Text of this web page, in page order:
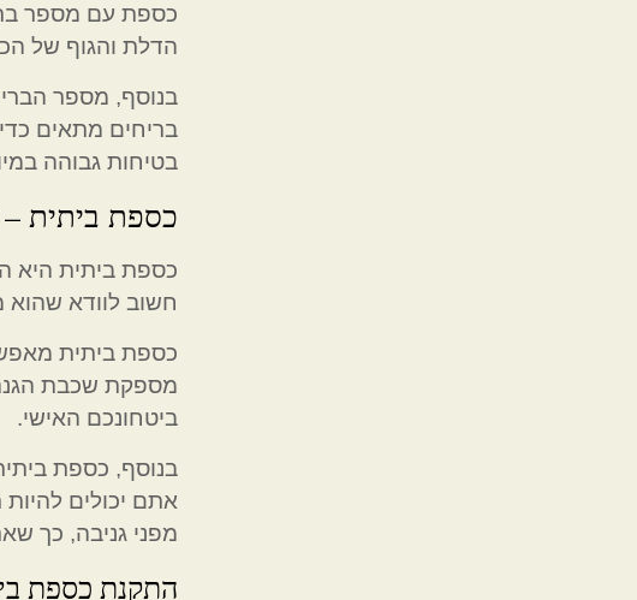
כספת עם מספר
הדלת והגוף של
בנוסף, מספר
בריחים מתאים
בטיחות גבוהה
כספת ביתית –
כספת ביתית היא
חשוב לוודא שהוא
כספת ביתית
מספקת שכבת
ביטחונכם האישי.
בנוסף, כספת
אתם יכולים
מפני גניבה, כך
התקנת כספת